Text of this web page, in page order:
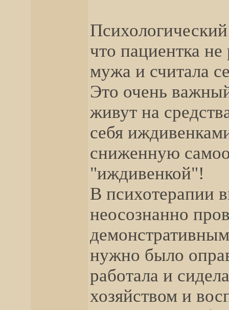
что пациентка не
мужа и считала
Это очень
живут на
себя
сниженную
"иждивенкой"!
В психотерапии
неосознанно
нужно было
работала и
хозяйством и